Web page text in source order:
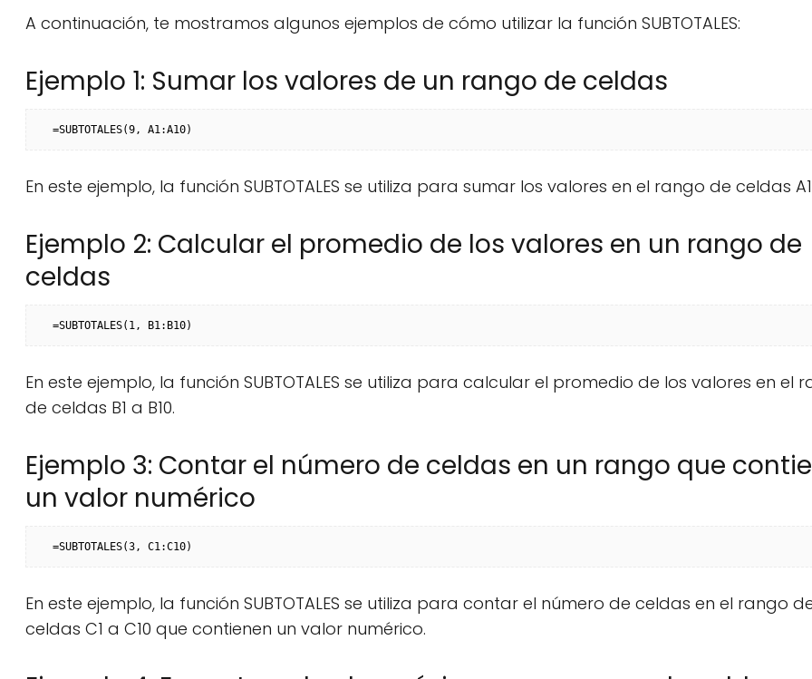
A continuación, te mostramos algunos ejemplos de cómo utilizar la función SUBTOTALES:
Ejemplo 1: Sumar los valores de un rango de celdas
=SUBTOTALES(9, A1:A10)
En este ejemplo, la función SUBTOTALES se utiliza para sumar los valores en el rango de celdas A1
Ejemplo 2: Calcular el promedio de los valores en un rango de
celdas
=SUBTOTALES(1, B1:B10)
En este ejemplo, la función SUBTOTALES se utiliza para calcular el promedio de los valores en el
de celdas B1 a B10.
Ejemplo 3: Contar el número de celdas en un rango que
un valor numérico
=SUBTOTALES(3, C1:C10)
En este ejemplo, la función SUBTOTALES se utiliza para contar el número de celdas en el rango
celdas C1 a C10 que contienen un valor numérico.